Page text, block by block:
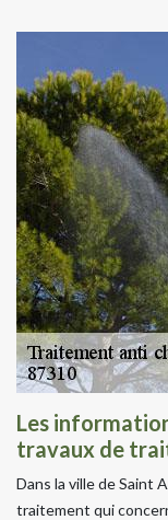
Les
travaux de
Dans la ville de Saint
traitement qui